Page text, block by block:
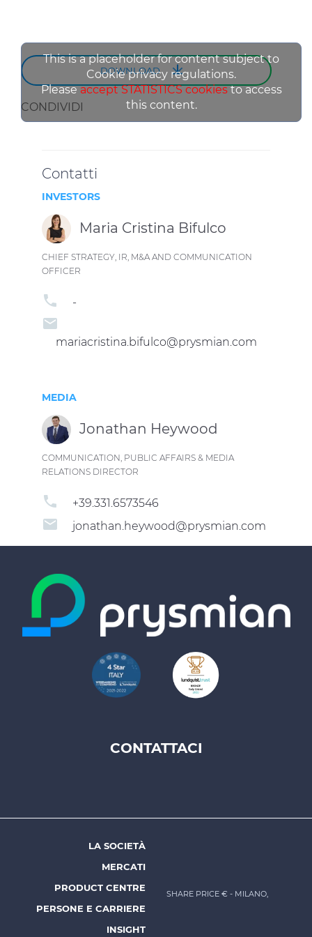
DOWNLOAD
CONDIVIDI
This is a placeholder for content subject to
Cookie privacy regulations.
Pleaseaccept STATISTICS cookiesto access
this content.
Contatti
INVESTORS
Maria Cristina Bifulco
CHIEF STRATEGY, IR, M&A AND COMMUNICATION
OFFICER
phone -
email
mariacristina.bifulco@prysmian.com
MEDIA
Jonathan Heywood
COMMUNICATION, PUBLIC AFFAIRS & MEDIA
RELATIONS DIRECTOR
phone +39.331.6573546
email jonathan.heywood@prysmian.com
Prysmian
CONTATTACI
Footer
menu
-
Prysmian
LA SOCIETÀ
MERCATI
PRODUCT CENTRE
PERSONE E CARRIERE
INSIGHT
SHARE PRICE € - MILANO,